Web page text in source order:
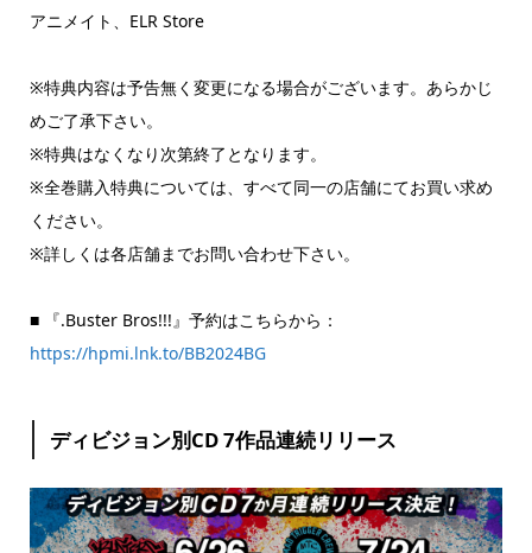
アニメイト、ELR Store
※特典内容は予告無く変更になる場合がございます。あらかじ
めご了承下さい。
※特典はなくなり次第終了となります。
※全巻購入特典については、すべて同一の店舗にてお買い求め
ください。
※詳しくは各店舗までお問い合わせ下さい。
■ 『.Buster Bros!!!』予約はこちらから：
https://hpmi.lnk.to/BB2024BG
ディビジョン別CD 7作品連続リリース